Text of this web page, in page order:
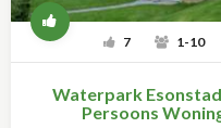
7 1-10
Waterpark
Persoons